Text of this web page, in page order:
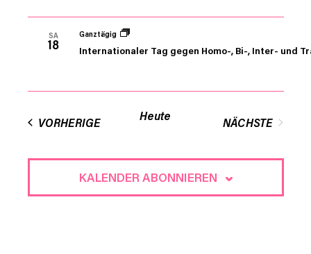
SA
18
Ganztägig
Internationaler Tag gegen Homo-, Bi-, Inter- und
VORHERIGE Heute
NÄCHSTE
KALENDER ABONNIEREN